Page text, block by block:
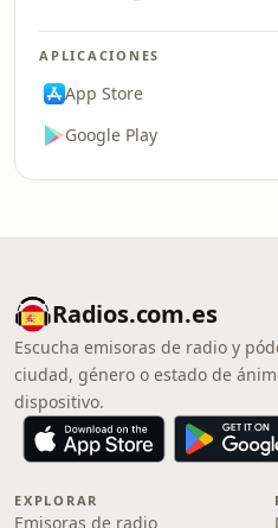
APLICACIONES
App Store
Google Play
Radios.com.es
Escucha emisoras de radio y
ciudad, género o estado de
dispositivo.
EXPLORAR
Emisoras de radio